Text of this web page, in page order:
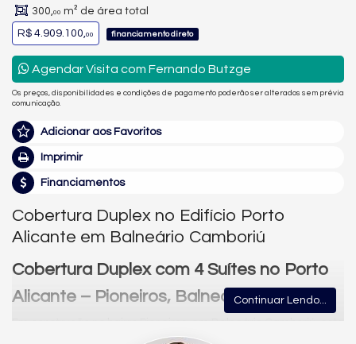
300,00 m² de área total
R$ 4.909.100,00 financiamento direto
Agendar Visita com Fernando Butzge
Os preços, disponibilidades e condições de pagamento poderão ser alterados sem prévia
comunicação.
Adicionar aos Favoritos
Imprimir
Financiamentos
Cobertura Duplex no Edifício Porto
Alicante em Balneário Camboriú
Cobertura Duplex com 4 Suítes no Porto
Alicante – Pioneiros, Balneário Camboriú
cobertura duplex de alto padrão no Porto Alicante tem 212,00
Continuar Lendo...